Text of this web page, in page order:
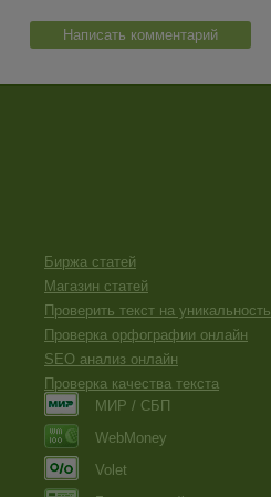
Написать комментарий
Биржа статей
Магазин статей
Проверить текст на уникальность
Проверка орфографии онлайн
SEO анализ онлайн
Проверка качества текста
МИР / СБП
WebMoney
Volet